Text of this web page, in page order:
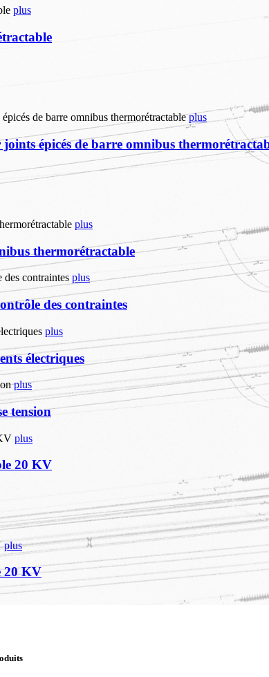
plus
plus
épicés de barre omnibus
plus
thermorétractable
plus
des contraintes
plus
électriques
plus
tension
plus
20 KV
plus
20 KV